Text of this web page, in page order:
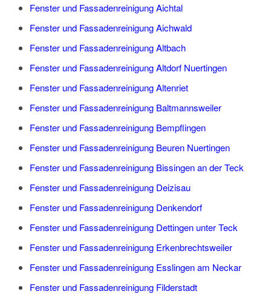
Fenster und Fassadenreinigung Aichtal
Fenster und Fassadenreinigung Aichwald
Fenster und Fassadenreinigung Altbach
Fenster und Fassadenreinigung Altdorf Nuertingen
Fenster und Fassadenreinigung Altenriet
Fenster und Fassadenreinigung Baltmannsweiler
Fenster und Fassadenreinigung Bempflingen
Fenster und Fassadenreinigung Beuren Nuertingen
Fenster und Fassadenreinigung Bissingen an der Teck
Fenster und Fassadenreinigung Deizisau
Fenster und Fassadenreinigung Denkendorf
Fenster und Fassadenreinigung Dettingen unter Teck
Fenster und Fassadenreinigung Erkenbrechtsweiler
Fenster und Fassadenreinigung Esslingen am Neckar
Fenster und Fassadenreinigung Filderstadt